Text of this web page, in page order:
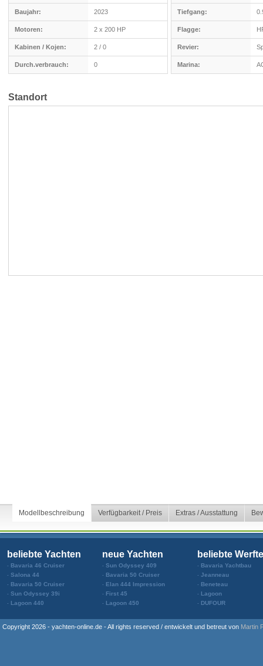
Baujahr: 2023
Motoren: 2 x 200 HP
Kabinen / Kojen: 2 / 0
Durch.verbrauch: 0
Tiefgang:
Flagge:
Revier:
Marina:
Standort
Modellbeschreibung Verfügbarkeit / Preis Extras / Ausstattung
beliebte Yachten
Bavaria 46 Cruiser
Salona 44
Bavaria 50 Cruiser
Sun Odyssey 39i
Lagoon 440
neue Yachten
Sun Odyssey 409
Bavaria 50 Cruiser
Elan 444 Impression
First 45
Lagoon 450
beliebte
Bavaria Yachtbau
Jeanneau
Beneteau
Lagoon
DUFOUR
Copyright 2026 - yachten-online.de - All rights reserved / entwickelt und betreut von Martin